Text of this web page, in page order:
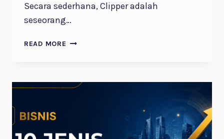
Secara sederhana, Clipper adalah
seseorang…
READ MORE 7
CLIPPER?
SEDANG